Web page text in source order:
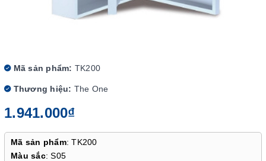
Mã sản phẩm: TK200
Thương hiệu: The One
1.941.000₫
Mã sản phẩm: TK200
Màu sắc: S05